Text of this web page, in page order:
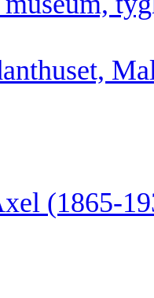
(1865-